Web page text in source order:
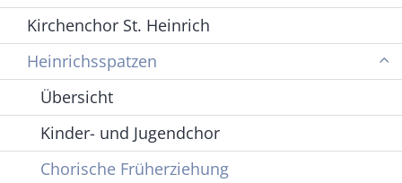
Kirchenchor St. Heinrich
Heinrichsspatzen
Übersicht
Kinder- und Jugendchor
Chorische Früherziehung